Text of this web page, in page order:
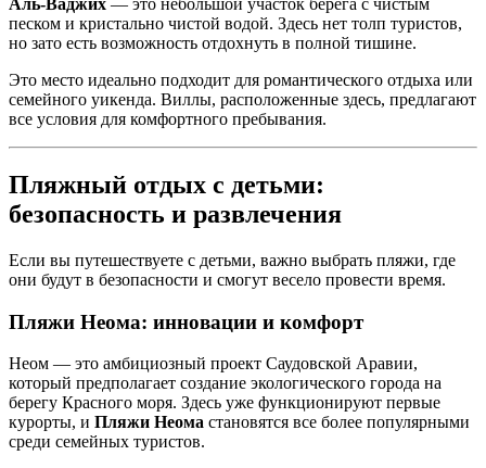
Аль-Ваджих — это небольшой участок берега с чистым
песком и кристально чистой водой. Здесь нет толп туристов,
но зато есть возможность отдохнуть в полной тишине.
Это место идеально подходит для романтического отдыха или
семейного уикенда. Виллы, расположенные здесь, предлагают
все условия для комфортного пребывания.
Пляжный отдых с детьми:
безопасность и развлечения
Если вы путешествуете с детьми, важно выбрать пляжи, где
они будут в безопасности и смогут весело провести время.
Пляжи Неома: инновации и комфорт
Неом — это амбициозный проект Саудовской Аравии,
который предполагает создание экологического города на
берегу Красного моря. Здесь уже функционируют первые
курорты, и Пляжи Неома становятся все более популярными
среди семейных туристов.